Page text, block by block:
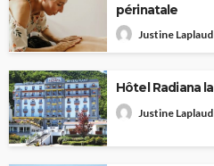
périnatale
Justine Laplaud
Hôtel Radiana la
Justine Laplaud